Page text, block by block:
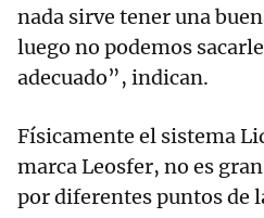
nada sirve tener una
luego no podemos
adecuado”, indican.
Físicamente el sistema
marca Leosfer, no es
por diferentes puntos de